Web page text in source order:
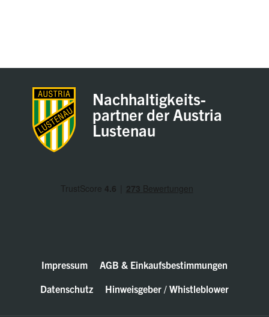
Nachhaltigkeits-
partner der Austria
Lustenau
Impressum
AGB & Einkaufsbestimmungen
Datenschutz
Hinweisgeber / Whistleblower